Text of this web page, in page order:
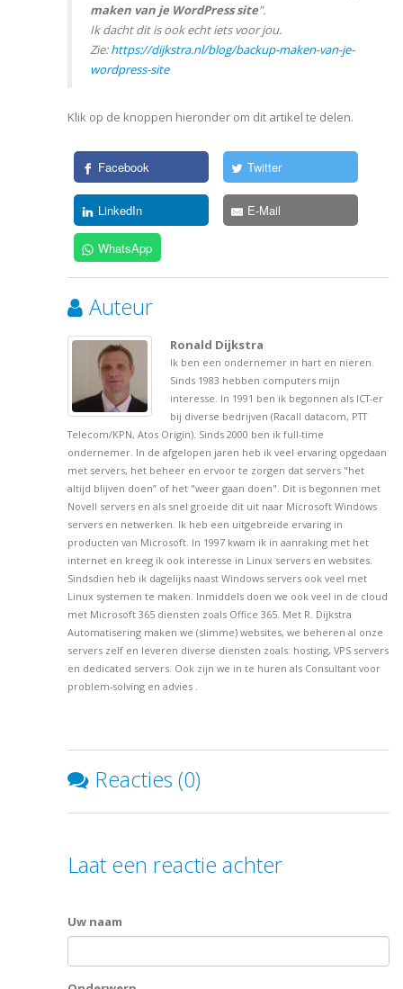
maken van je WordPress site".
Ik dacht dit is ook echt iets voor jou.
Zie:https://dijkstra.nl/blog/backup-maken-van-je-
wordpress-site
Klik op de knoppen hieronder om dit artikel te delen.
Facebook Twitter
LinkedIn E-Mail
WhatsApp
Auteur
Ronald Dijkstra
Ik ben een ondernemer in hart en nieren.
Sinds 1983 hebben computers mijn
interesse. In 1991 ben ik begonnen als ICT-er
bij diverse bedrijven (Racall datacom, PTT
Telecom/KPN, Atos Origin). Sinds 2000 ben ik full-time
ondernemer. In de afgelopen jaren heb ik veel ervaring opgedaan
met servers, het beheer en ervoor te zorgen dat servers "het
altijd blijven doen” of het "weer gaan doen". Dit is begonnen met
Novell servers en als snel groeide dit uit naar Microsoft Windows
servers en netwerken. Ik heb een uitgebreide ervaring in
producten van Microsoft. In 1997 kwam ik in aanraking met het
internet en kreeg ik ook interesse in Linux servers en websites.
Sindsdien heb ik dagelijks naast Windows servers ook veel met
Linux systemen te maken. Inmiddels doen we ook veel in de cloud
met Microsoft 365 diensten zoals Office 365. Met R. Dijkstra
Automatisering maken we (slimme) websites, we beheren al onze
servers zelf en leveren diverse diensten zoals: hosting, VPS servers
en dedicated servers. Ook zijn we in te huren als Consultant voor
problem-solving en advies .
Reacties (0)
Laat een reactie achter
Uw naam